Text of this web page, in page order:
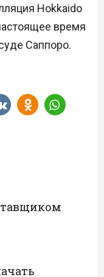
Hokkaido
время
Саппоро.